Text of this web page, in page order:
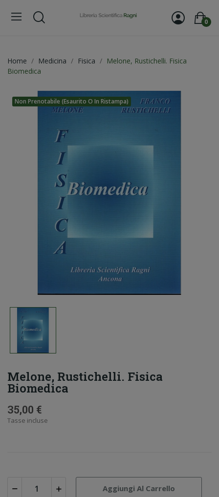
0
Home Medicina Fisica
Melone, Rustichelli. Fisica
Biomedica
Non Prenotabile (esaurito O In Ristampa)
Melone, Rustichelli. Fisica
Biomedica
35,00 €
Tasse incluse
Aggiungi Al Carrello